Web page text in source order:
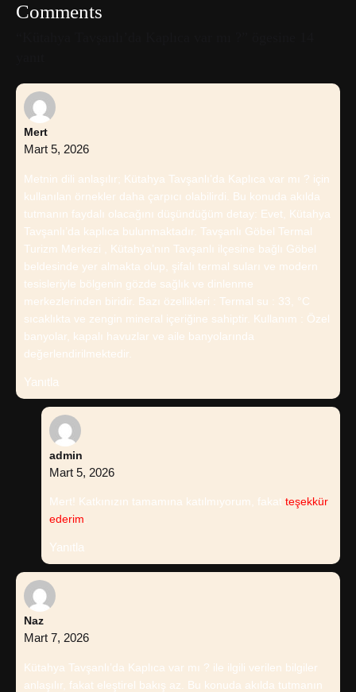
Comments
Mert
Mart 5, 2026
Metnin dili anlaşılır; Kütahya Tavşanlı’da Kaplıca var mı ? için
kullanılan örnekler daha çarpıcı olabilirdi. Bu konuda akılda
tutmanın faydalı olacağını düşündüğüm detay: Evet, Kütahya
Tavşanlı’da kaplıca bulunmaktadır. Tavşanlı Göbel Termal
Turizm Merkezi , Kütahya’nın Tavşanlı ilçesine bağlı Göbel
beldesinde yer almakta olup, şifalı termal suları ve modern
tesisleriyle bölgenin gözde sağlık ve dinlenme
merkezlerinden biridir. Bazı özellikleri : Termal su : 33, °C
sıcaklıkta ve zengin mineral içeriğine sahiptir. Kullanım : Özel
banyolar, kapalı havuzlar ve aile banyolarında
değerlendirilmektedir.
Yanıtla
admin
Mart 5, 2026
Mert! Katkınızın tamamına katılmıyorum, fakat teşekkür
ederim
Yanıtla
Naz
Mart 7, 2026
Kütahya Tavşanlı’da Kaplıca var mı ? ile ilgili verilen bilgiler
anlaşılır, fakat eleştirel bakış az. Bu konuda akılda tutmanın